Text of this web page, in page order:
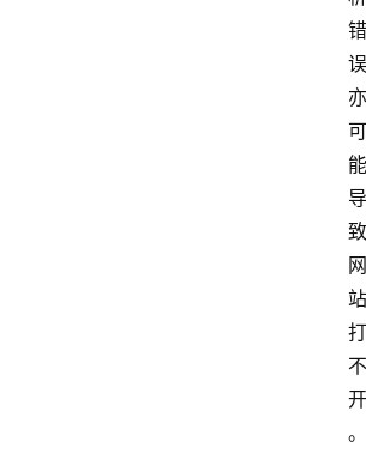
错
误
亦
可
能
导
致
网
站
打
不
开
。